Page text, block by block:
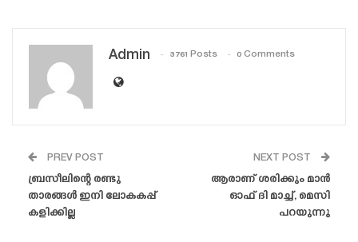
Admin 3761 Posts 0 Comments
PREV POST
ബ്രസീലിന്റെ രണ്ടു
താരങ്ങൾ ഇനി ലോകകപ്പ്
കളിക്കില്ല
NEXT POST
ആരാണ് ശരിക്കും മാൻ
ഓഫ് ദി മാച്ച്, മെസി
പറയുന്നു